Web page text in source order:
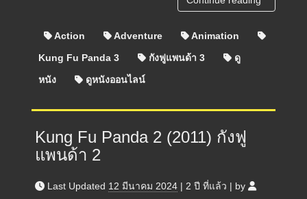
Action Adventure
Animation
Kung Fu Panda 3
กังฟูแพนด้า 3
ดู
หนัง
ดูหนังออนไลน์
Kung Fu Panda 2 (2011) กังฟู
แพนด้า 2
Last Updated 12 มีนาคม 2024 | 2 ปี ที่แล้ว | by